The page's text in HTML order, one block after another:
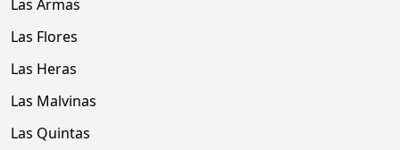
Las Armas
Las Flores
Las Heras
Las Malvinas
Las Quintas